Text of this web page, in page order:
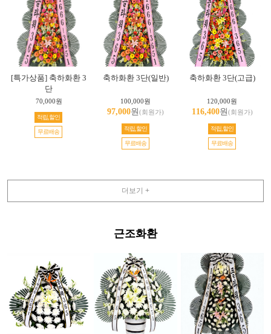
[특가상품] 축하화환 3
단
70,000원
적립,할인
무료배송
축하화환 3단(일반)
100,000원
97,000원(회원가)
적립,할인
무료배송
축하화환 3단(고급)
120,000원
116,400원(회원가)
적립,할인
무료배송
더보기 +
근조화환